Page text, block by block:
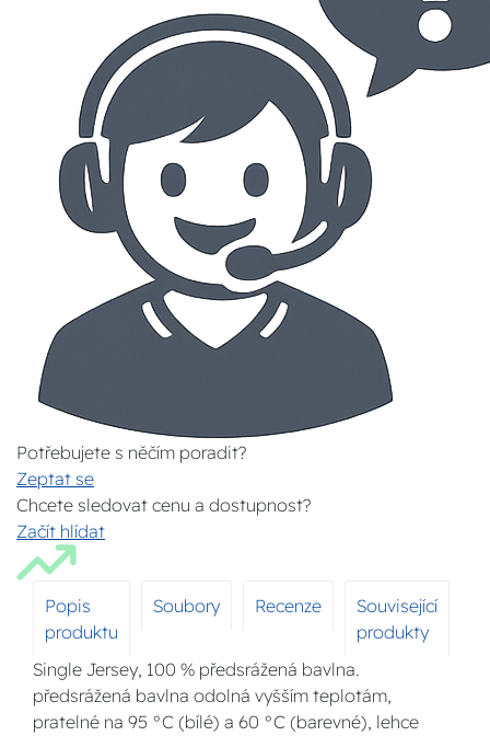
Potřebujete s něčím poradit?
Zeptat se
Chcete sledovat cenu a dostupnost?
Začít hlídat
Popis
produktu
Soubory Recenze
Související
produkty
Single Jersey, 100 % předsrážená bavlna.
předsrážená bavlna odolná vyšším teplotám,
pratelné na 95 °C (bílé) a 60 °C (barevné), lehce